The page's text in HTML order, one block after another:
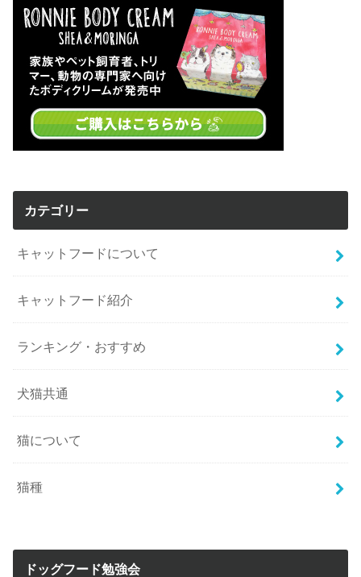
カテゴリー
キャットフードについて
キャットフード紹介
ランキング・おすすめ
犬猫共通
猫について
猫種
ドッグフード勉強会